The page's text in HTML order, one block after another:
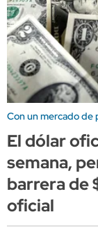
Con un mercado de
El dólar
semana,
barrera de
oficial